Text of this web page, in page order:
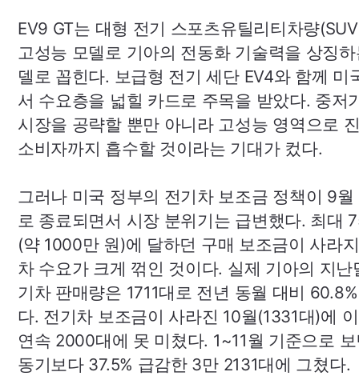
EV9 GT는 대형 전기 스포츠유틸리티차량(SUV
고성능 모델로 기아의 전동화 기술력을 상징
델로 꼽힌다. 보급형 전기 세단 EV4와 함께 미
서 수요층을 넓힐 카드로 주목을 받았다. 중저
시장을 공략할 뿐만 아니라 고성능 영역으로
소비자까지 흡수할 것이라는 기대가 컸다.
그러나 미국 정부의 전기차 보조금 정책이 9
로 종료되면서 시장 분위기는 급변했다. 최대
(약 1000만 원)에 달하던 구매 보조금이 사라
차 수요가 크게 꺾인 것이다. 실제 기아의 지난
기차 판매량은 1711대로 전년 동월 대비
다. 전기차 보조금이 사라진 10월(1331대)에
연속 2000대에 못 미쳤다. 1~11월 기준으로
동기보다 37.5% 급감한 3만 2131대에 그쳤다.